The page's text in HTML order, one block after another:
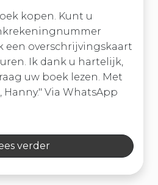
kopen. Kunt u
een overschrijvingskaart
Ik dank u hartelijk,
uw boek lezen. Met
Via WhatsApp
verder